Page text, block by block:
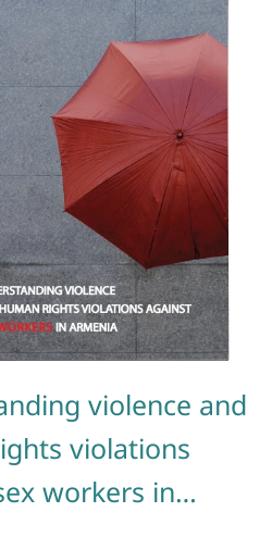
violence and
violations